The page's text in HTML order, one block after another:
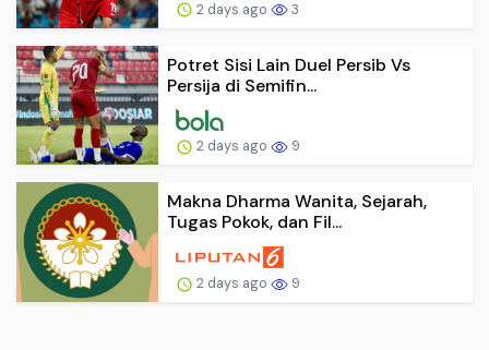
2 days ago 3
Potret Sisi Lain Duel Persib Vs
Persija di Semifin...
2 days ago 9
Makna Dharma Wanita, Sejarah,
Tugas Pokok, dan Fil...
2 days ago 9